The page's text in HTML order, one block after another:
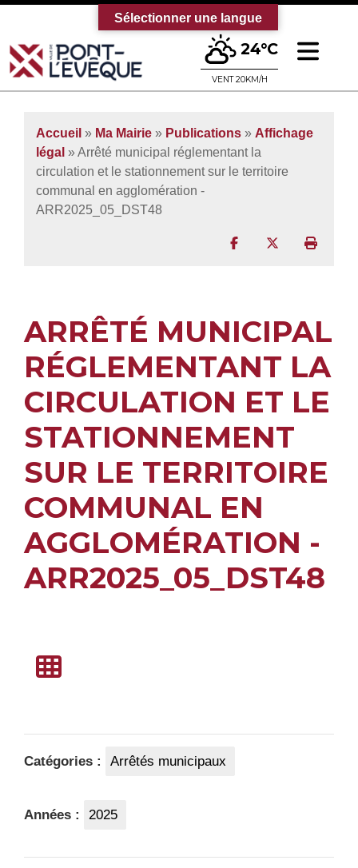
Bienvenue sur le site officiel de la
24°C
VENT 20KM/H
Accueil » Ma Mairie » Publications » Affichage
légal » Arrêté municipal réglementant la
circulation et le stationnement sur le territoire
communal en agglomération -
ARR2025_05_DST48
Partager surPartager sur
ARRÊTÉ MUNICIPAL
RÉGLEMENTANT LA
CIRCULATION ET LE
STATIONNEMENT
SUR LE TERRITOIRE
COMMUNAL EN
AGGLOMÉRATION -
ARR2025_05_DST48
Catégories : Arrêtés municipaux
Années : 2025
Sélectionner une langue